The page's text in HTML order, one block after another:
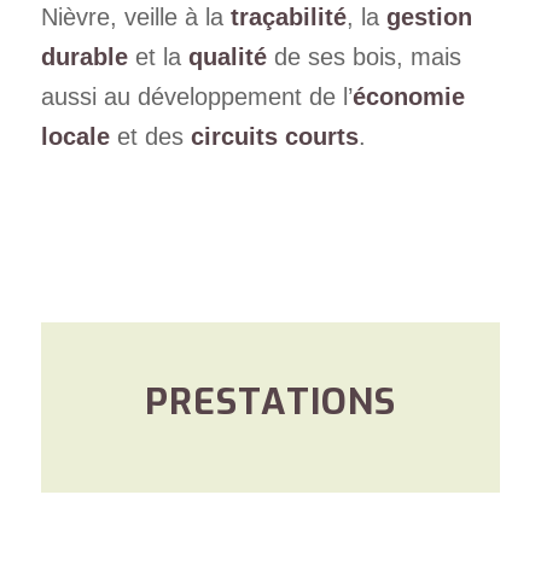
Nièvre, veille à la traçabilité, la gestion
durableet la qualitéde ses bois, mais
aussi au développement de l’économie
localeet des circuits courts.
PRESTATIONS